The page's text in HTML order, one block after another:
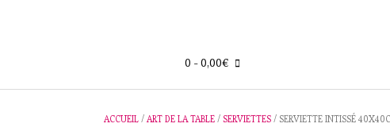
0 - 0,00€
ACCUEIL /ART DE LA TABLE /SERVIETTES / SERVIETTE INTISSÉ